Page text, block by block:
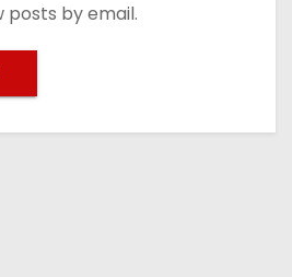
posts by email.